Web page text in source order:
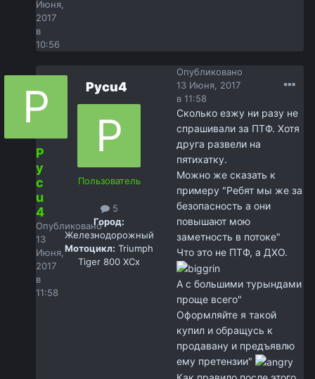
Июня,
2017
в
10:56
P
y
c
u
4
Опубликовано
13
Июня,
2017
в
11:58
Pycu4
Пользователь
5
Город:
Железнодорожный
Мотоцикл: Triumph
Tiger 800 XCx
Опубликовано
13 Июня, 2017
в 11:58
Сколько езжу ни разу не
спрашивали за ПТФ. Хотя
друга развели на
пятихатку.
Можно же сказать к
примеру "Ребят мы же за
безопасность а они
повышают мою
заметность в потоке"
Что это не ПТФ, а ДХО.
А с большими турындами
проще всего"
Оформляйте я такой
купил и обращусь к
продавану и предъявлю
ему претензии"